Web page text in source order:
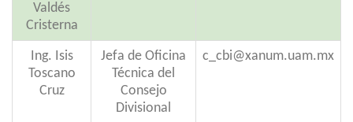
Valdés
Cristerna
Ing. Isis
Toscano
Cruz
Jefa de Oficina
Técnica del
Consejo
Divisional
c_cbi@xanum.uam.mx